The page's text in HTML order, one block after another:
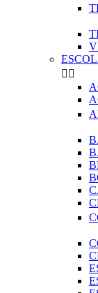
 